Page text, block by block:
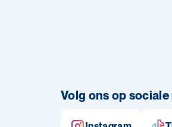
Volg ons op